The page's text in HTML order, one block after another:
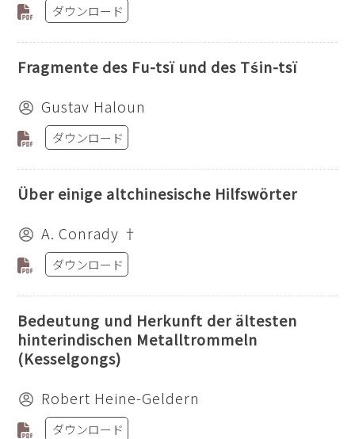
ダウンロード
Fragmente des Fu-tsï und des Tśin-tsï
Gustav Haloun
ダウンロード
Über einige altchinesische Hilfswörter
A. Conrady †
ダウンロード
Bedeutung und Herkunft der ältesten
hinterindischen Metalltrommeln
(Kesselgongs)
Robert Heine-Geldern
ダウンロード